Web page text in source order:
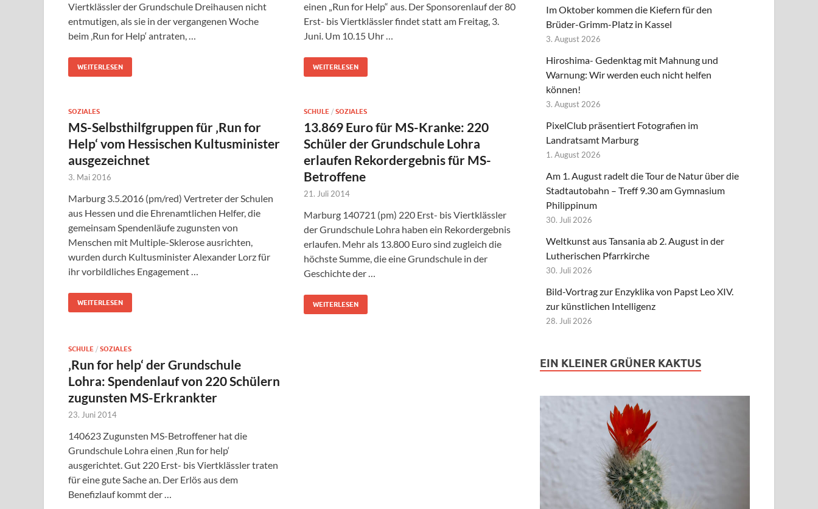
Viertklässler der Grundschule Dreihausen nicht
entmutigen, als sie in der vergangenen Woche
beim ‚Run for Help‘ antraten, …
WEITERLESEN
einen „Run for Help“ aus. Der Sponsorenlauf der 80
Erst- bis Viertklässler findet statt am Freitag, 3.
Juni. Um 10.15 Uhr …
WEITERLESEN
SOZIALES
MS-Selbsthilfgruppen für ‚Run for
Help‘ vom Hessischen Kultusminister
ausgezeichnet
3. Mai 2016
Marburg 3.5.2016 (pm/red) Vertreter der Schulen
aus Hessen und die Ehrenamtlichen Helfer, die
gemeinsam Spendenläufe zugunsten von
Menschen mit Multiple-Sklerose ausrichten,
wurden durch Kultusminister Alexander Lorz für
ihr vorbildliches Engagement …
WEITERLESEN
SCHULE / SOZIALES
13.869 Euro für MS-Kranke: 220
Schüler der Grundschule Lohra
erlaufen Rekordergebnis für MS-
Betroffene
21. Juli 2014
Marburg 140721 (pm) 220 Erst- bis Viertklässler
der Grundschule Lohra haben ein Rekordergebnis
erlaufen. Mehr als 13.800 Euro sind zugleich die
höchste Summe, die eine Grundschule in der
Geschichte der …
WEITERLESEN
SCHULE / SOZIALES
‚Run for help‘ der Grundschule
Lohra: Spendenlauf von 220 Schülern
zugunsten MS-Erkrankter
23. Juni 2014
140623 Zugunsten MS-Betroffener hat die
Grundschule Lohra einen ‚Run for help‘
ausgerichtet. Gut 220 Erst- bis Viertklässler traten
für eine gute Sache an. Der Erlös aus dem
Benefizlauf kommt der …
Im Oktober kommen die Kiefern für den
Brüder-Grimm-Platz in Kassel
3. August 2026
Hiroshima- Gedenktag mit Mahnung und
Warnung: Wir werden euch nicht helfen
können!
3. August 2026
PixelClub präsentiert Fotografien im
Landratsamt Marburg
1. August 2026
Am 1. August radelt die Tour de Natur über die
Stadtautobahn – Treff 9.30 am Gymnasium
Philippinum
30. Juli 2026
Weltkunst aus Tansania ab 2. August in der
Lutherischen Pfarrkirche
30. Juli 2026
Bild-Vortrag zur Enzyklika von Papst Leo XIV.
zur künstlichen Intelligenz
28. Juli 2026
EIN KLEINER GRÜNER KAKTUS